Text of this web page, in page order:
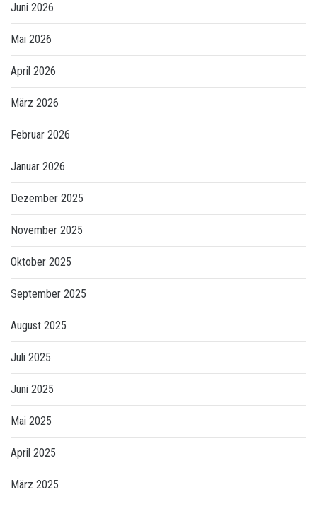
Juni 2026
Mai 2026
April 2026
März 2026
Februar 2026
Januar 2026
Dezember 2025
November 2025
Oktober 2025
September 2025
August 2025
Juli 2025
Juni 2025
Mai 2025
April 2025
März 2025